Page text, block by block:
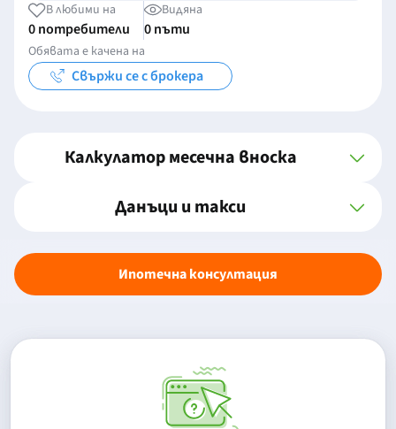
В любими на
0 потребители
Видяна
0 пъти
Обявата е качена на
Свържи се с брокера
Калкулатор месечна вноска
Данъци и такси
Ипотечна консултация